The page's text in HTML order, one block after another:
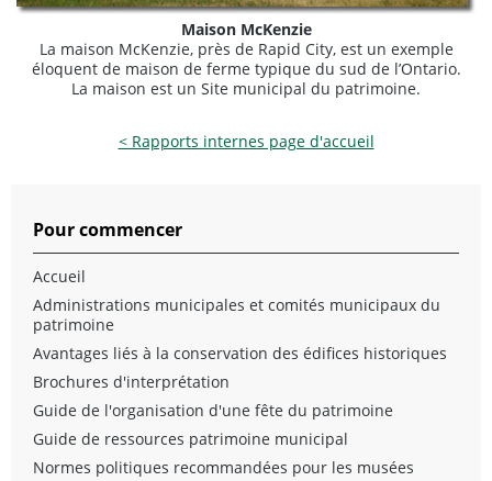
Maison McKenzie
La maison McKenzie, près de Rapid City, est un exemple
éloquent de maison de ferme typique du sud de l’Ontario.
La maison est un Site municipal du patrimoine.
< Rapports internes page d'accueil
Pour commencer
Accueil
Administrations municipales et comités municipaux du
patrimoine
Avantages liés à la conservation des édifices historiques
Brochures d'interprétation
Guide de l'organisation d'une fête du patrimoine
Guide de ressources patrimoine municipal
Normes politiques recommandées pour les musées